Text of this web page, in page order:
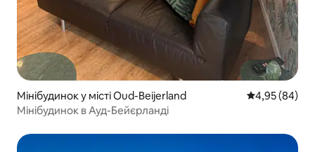
Мінібудинок у місті Oud-Beijerland Середня
4,95 (84)
Мінібудинок в Ауд-Бейєрланді